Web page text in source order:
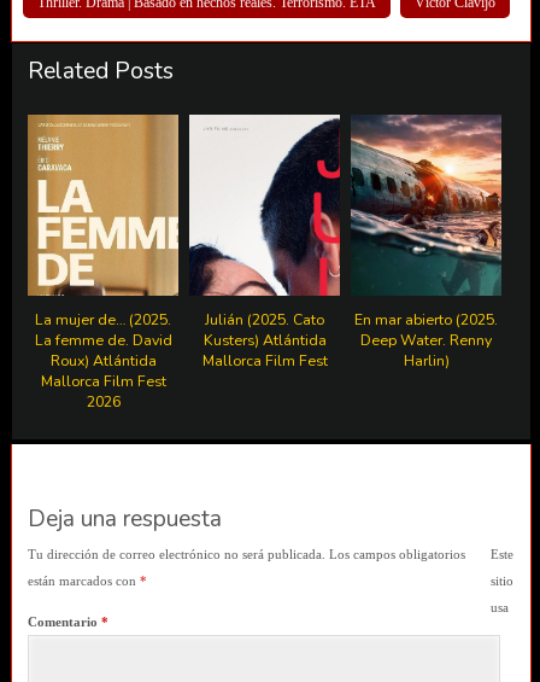
Related Posts
La mujer de… (2025.
La femme de. David
Roux) Atlántida
Mallorca Film Fest
2026
Julián (2025. Cato
Kusters) Atlántida
Mallorca Film Fest
En mar abierto (2025.
Deep Water. Renny
Harlin)
Deja una respuesta
Tu dirección de correo electrónico no será publicada. Los campos obligatorios
están marcados con *
Comentario *
Este
sitio
usa